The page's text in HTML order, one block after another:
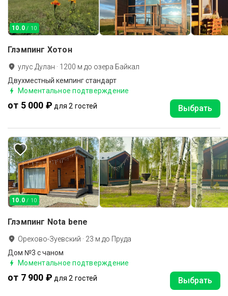
10.0 / 10
Глэмпинг Хотон
улус Дулан · 1200 м до озера Байкал
Двухместный кемпинг стандарт
Моментальное подтверждение
от 5 000 ₽ для 2 гостей Выбрать
10.0 / 10
Глэмпинг Nota bene
Орехово-Зуевский · 23 м до Пруда
Дом №3 с чаном
Моментальное подтверждение
от 7 900 ₽ для 2 гостей Выбрать